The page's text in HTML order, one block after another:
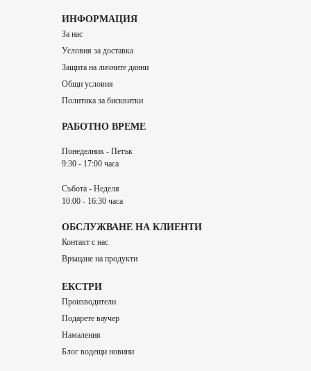
ИНФОРМАЦИЯ
За нас
Условия за доставка
Защита на личните данни
Общи условия
Политика за бисквитки
РАБОТНО ВРЕМЕ
Понеделник - Петък
9:30 - 17:00 часа
Събота - Неделя
10:00 - 16:30 часа
ОБСЛУЖВАНЕ НА КЛИЕНТИ
Контакт с нас
Връщане на продукти
ЕКСТРИ
Производители
Подарете ваучер
Намаления
Блог водещи новини